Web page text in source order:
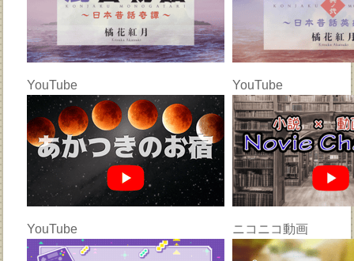
YouTube YouTube
YouTube ニコニコ動画